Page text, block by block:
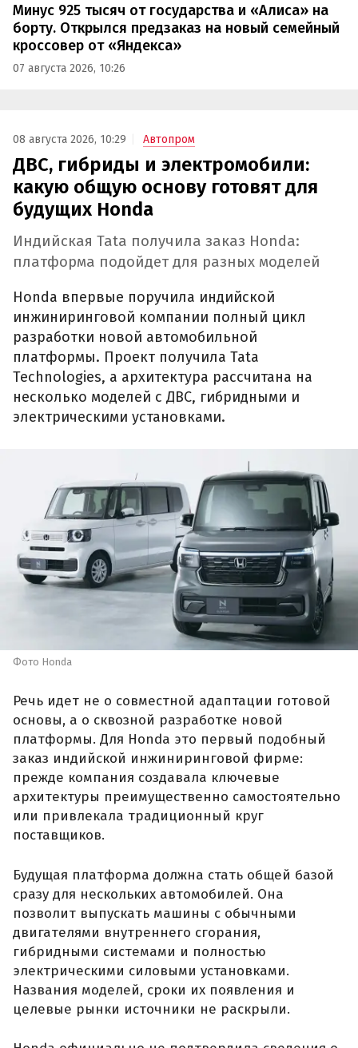
Минус 925 тысяч от государства и «Алиса» на
борту. Открылся предзаказ на новый семейный
кроссовер от «Яндекса»
07 августа 2026, 10:26
08 августа 2026, 10:29 Автопром
ДВС, гибриды и электромобили:
какую общую основу готовят для
будущих Honda
Индийская Tata получила заказ Honda:
платформа подойдет для разных моделей
Honda впервые поручила индийской
инжиниринговой компании полный цикл
разработки новой автомобильной
платформы. Проект получила Tata
Technologies, а архитектура рассчитана на
несколько моделей с ДВС, гибридными и
электрическими установками.
Фото Honda
Речь идет не о совместной адаптации готовой
основы, а о сквозной разработке новой
платформы. Для Honda это первый подобный
заказ индийской инжиниринговой фирме:
прежде компания создавала ключевые
архитектуры преимущественно самостоятельно
или привлекала традиционный круг
поставщиков.
Будущая платформа должна стать общей базой
сразу для нескольких автомобилей. Она
позволит выпускать машины с обычными
двигателями внутреннего сгорания,
гибридными системами и полностью
электрическими силовыми установками.
Названия моделей, сроки их появления и
целевые рынки источники не раскрыли.